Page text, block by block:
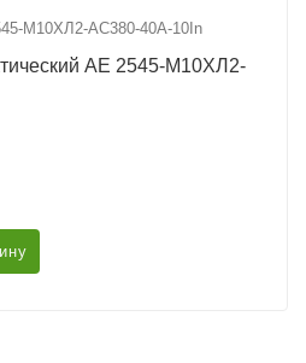
М10ХЛ2-AC380-40А-10In
АЕ 2545-М10ХЛ2-